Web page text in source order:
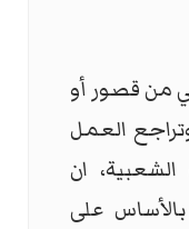
من قصور أو
العمل
الشعبية، ان
على